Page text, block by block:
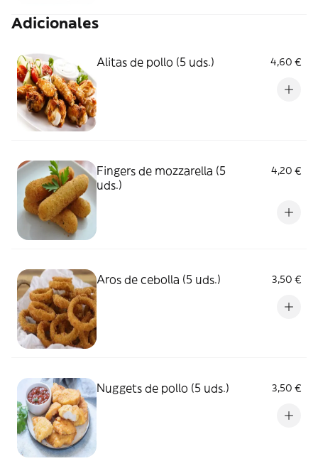
Adicionales
Alitas de pollo (5 uds.) 4,60 €
Fingers de mozzarella (5
uds.)
4,20 €
Aros de cebolla (5 uds.) 3,50 €
Nuggets de pollo (5 uds.) 3,50 €